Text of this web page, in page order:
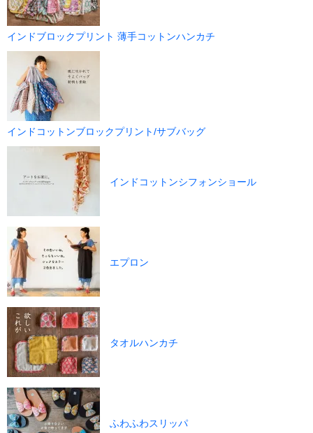
インドブロックプリント 薄手コットンハンカチ
インドコットンブロックプリント/サブバッグ
インドコットンシフォンショール
エプロン
タオルハンカチ
ふわふわスリッパ